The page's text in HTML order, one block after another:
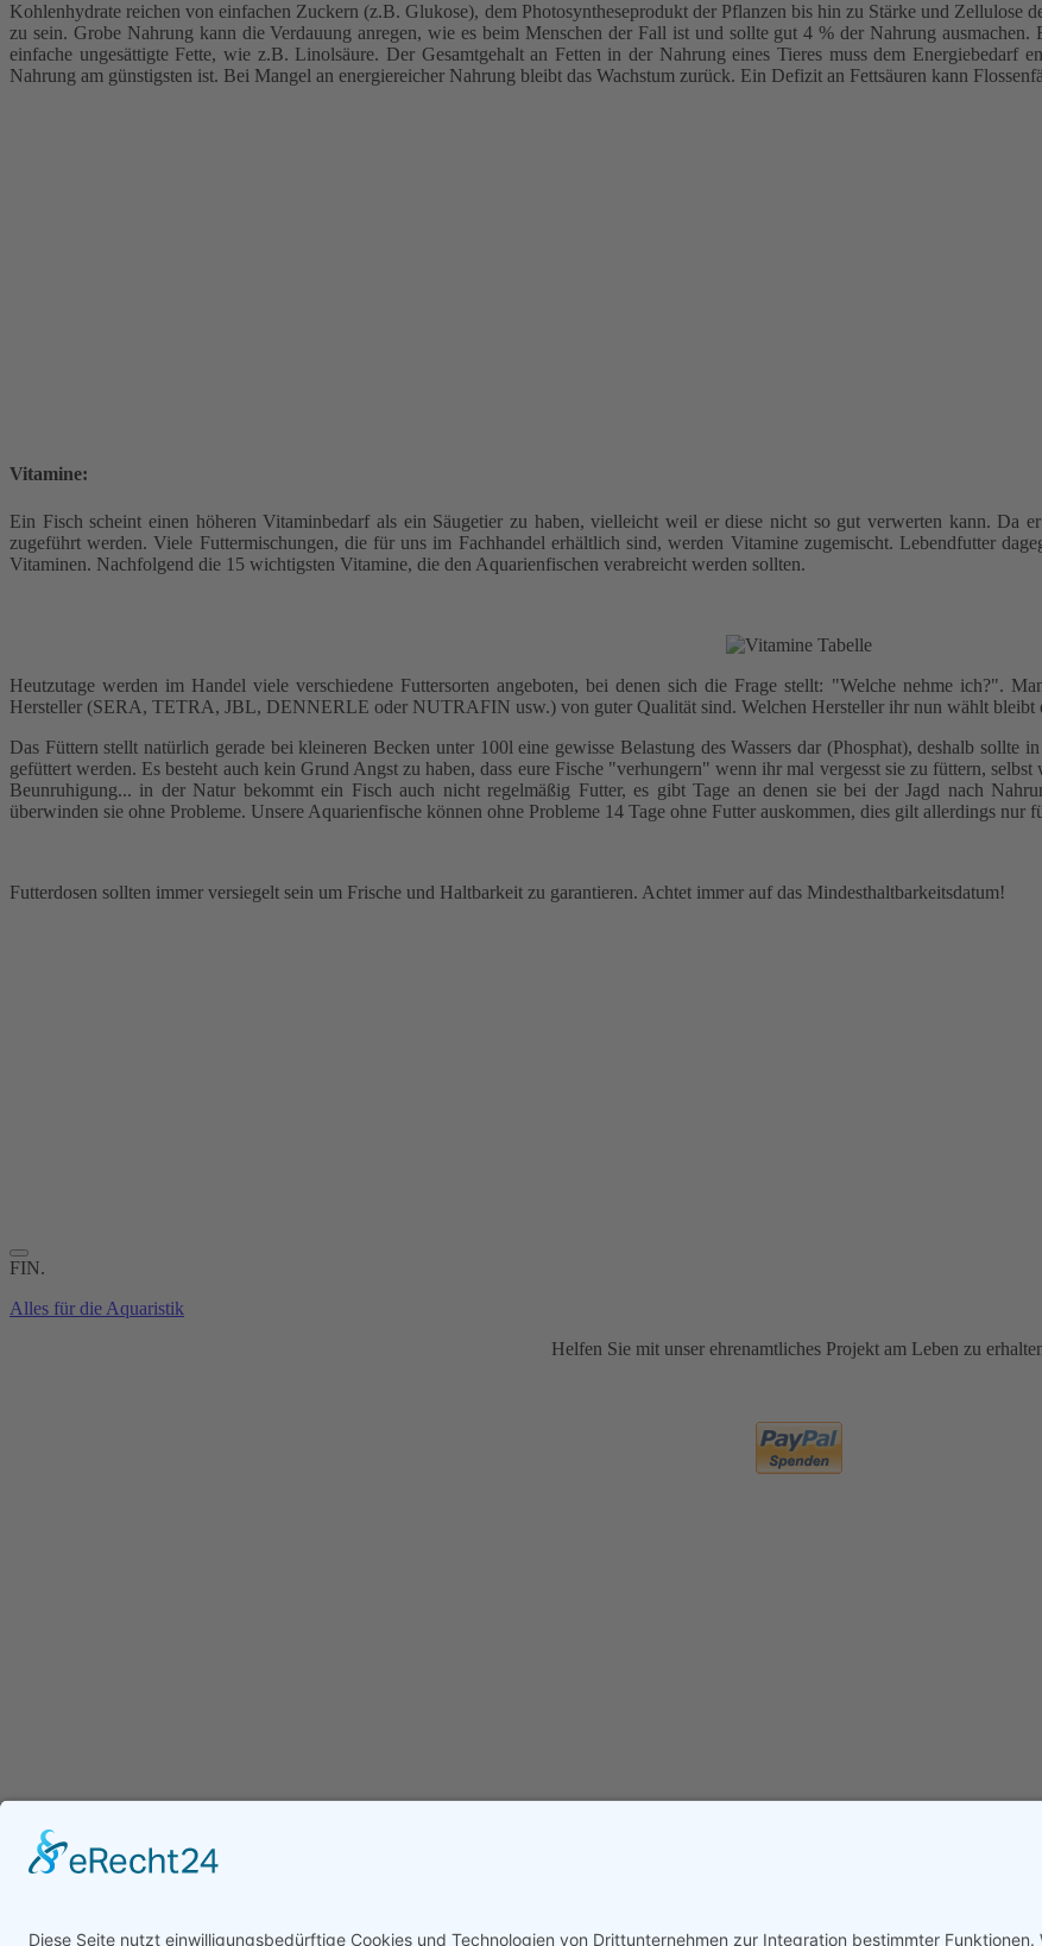
Kohlenhydrate reichen von einfachen Zuckern (z.B. Glukose), dem Photosyntheseprodukt der Pflanzen bis hin zu Stärke und Zellulose
zu sein. Grobe Nahrung kann die Verdauung anregen, wie es beim Menschen der Fall ist und sollte gut 4 % der Nahrung
einfache ungesättigte Fette, wie z.B. Linolsäure. Der Gesamtgehalt an Fetten in der Nahrung eines Tieres muss dem Energiebedarf
Nahrung am günstigsten ist. Bei Mangel an energiereicher Nahrung bleibt das Wachstum zurück. Ein Defizit an Fettsäuren kann
Vitamine:
Ein Fisch scheint einen höheren Vitaminbedarf als ein Säugetier zu haben, vielleicht weil er diese nicht so gut verwerten kann. Da
zugeführt werden. Viele Futtermischungen, die für uns im Fachhandel erhältlich sind, werden Vitamine zugemischt. Lebendfutter
Vitaminen. Nachfolgend die 15 wichtigsten Vitamine, die den Aquarienfischen verabreicht werden sollten.
Heutzutage werden im Handel viele verschiedene Futtersorten angeboten, bei denen sich die Frage stellt: "Welche nehme ich?".
Hersteller (SERA, TETRA, JBL, DENNERLE oder NUTRAFIN usw.) von guter Qualität sind. Welchen Hersteller ihr nun wählt bleibt
Das Füttern stellt natürlich gerade bei kleineren Becken unter 100l eine gewisse Belastung des Wassers dar (Phosphat), deshalb
gefüttert werden. Es besteht auch kein Grund Angst zu haben, dass eure Fische "verhungern" wenn ihr mal vergesst sie zu füttern,
Beunruhigung... in der Natur bekommt ein Fisch auch nicht regelmäßig Futter, es gibt Tage an denen sie bei der Jagd nach
überwinden sie ohne Probleme. Unsere Aquarienfische können ohne Probleme 14 Tage ohne Futter auskommen, dies gilt allerdings nur
Futterdosen sollten immer versiegelt sein um Frische und Haltbarkeit zu garantieren. Achtet immer auf das Mindesthaltbarkeitsdatum!
FIN.
Alles für die Aquaristik
Helfen Sie mit unser ehrenamtliches Projekt am Leben zu
Gestern 358
Monat
2426